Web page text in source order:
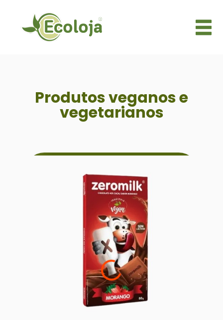
Produtos veganos e
vegetarianos